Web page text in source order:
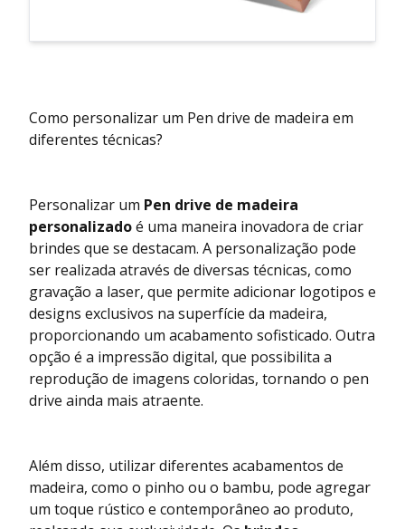
Como personalizar um Pen drive de madeira em
diferentes técnicas?
Personalizar um Pen drive de madeira
personalizadoé uma maneira inovadora de criar
brindes que se destacam. A personalização pode
ser realizada através de diversas técnicas, como
gravação a laser, que permite adicionar logotipos e
designs exclusivos na superfície da madeira,
proporcionando um acabamento sofisticado. Outra
opção é a impressão digital, que possibilita a
reprodução de imagens coloridas, tornando o pen
drive ainda mais atraente.
Além disso, utilizar diferentes acabamentos de
madeira, como o pinho ou o bambu, pode agregar
um toque rústico e contemporâneo ao produto,